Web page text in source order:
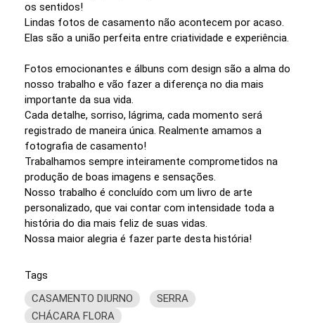
os sentidos!
Lindas fotos de casamento não acontecem por acaso.
Elas são a união perfeita entre criatividade e experiência.
Fotos emocionantes e álbuns com design são a alma do
nosso trabalho e vão fazer a diferença no dia mais
importante da sua vida.
Cada detalhe, sorriso, lágrima, cada momento será
registrado de maneira única. Realmente amamos a
fotografia de casamento!
Trabalhamos sempre inteiramente comprometidos na
produção de boas imagens e sensações.
Nosso trabalho é concluído com um livro de arte
personalizado, que vai contar com intensidade toda a
história do dia mais feliz de suas vidas.
Nossa maior alegria é fazer parte desta história!
Tags
CASAMENTO DIURNO
SERRA
CHÁCARA FLORA